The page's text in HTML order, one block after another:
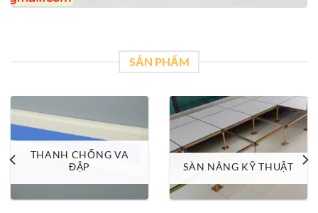
SẢN PHẨM
THANH CHỐNG VA
ĐẬP
SÀN NÂNG KỸ THUẬT